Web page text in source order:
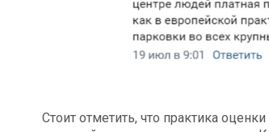
Стоит отметить, что практика